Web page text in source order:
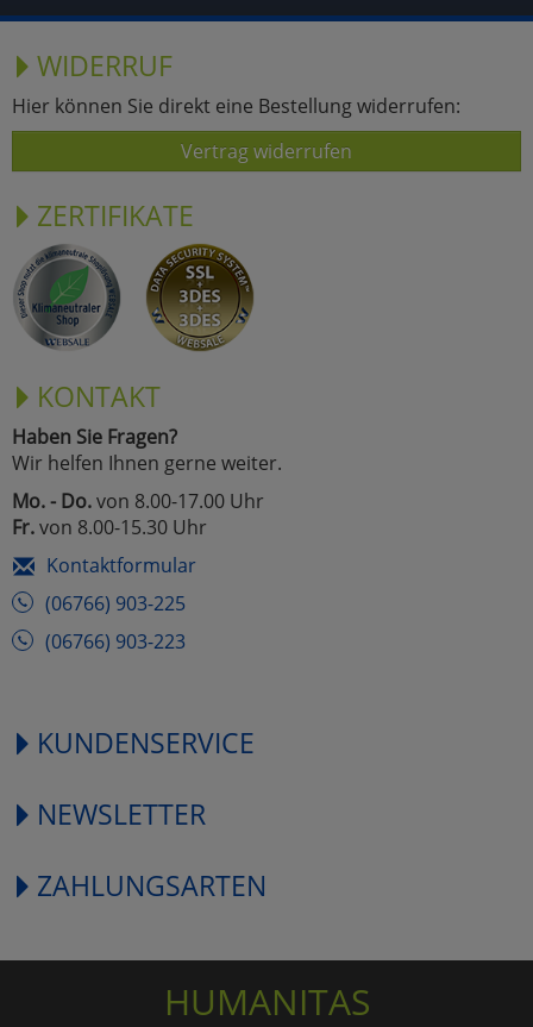
WIDERRUF
Hier können Sie direkt eine Bestellung widerrufen:
Vertrag widerrufen
ZERTIFIKATE
KONTAKT
Haben Sie Fragen?
Wir helfen Ihnen gerne weiter.
Mo. - Do.von 8.00-17.00 Uhr
Fr.von 8.00-15.30 Uhr
Kontaktformular
(06766) 903-225
(06766) 903-223
KUNDENSERVICE
NEWSLETTER
ZAHLUNGSARTEN
HUMANITAS